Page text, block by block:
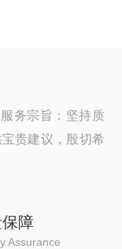
务宗旨：坚持质
贵建议，殷切希
保障
Assurance